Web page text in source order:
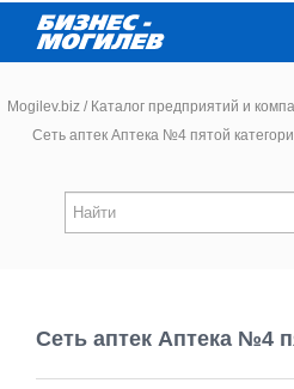
Новости
Mogilev.biz / Каталог предприятий и
Сеть аптек Аптека №4 пятой
Сеть аптек Аптека №4